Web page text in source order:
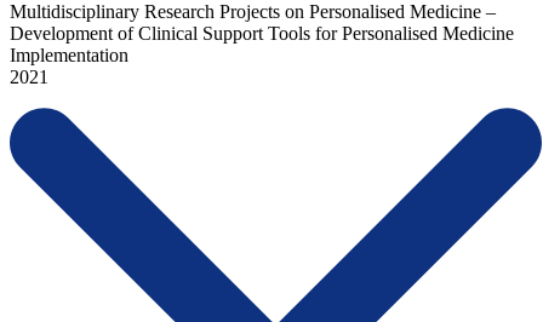
Multidisciplinary Research Projects on Personalised Medicine –
Development of Clinical Support Tools for Personalised Medicine
Implementation
2021